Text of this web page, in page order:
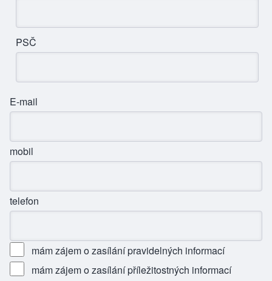
PSČ
E-mail
mobil
telefon
mám zájem o zasílání pravidelných informací
mám zájem o zasílání příležitostných informací